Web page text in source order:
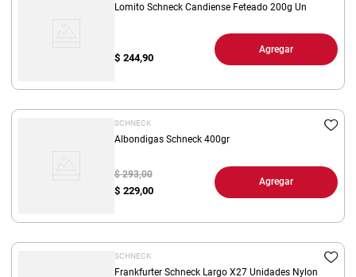
Lomito Schneck Candiense Feteado 200g Un
$ 244,90
Agregar
SCHNECK
Albondigas Schneck 400gr
$ 229,00
$ 293,00
Agregar
SCHNECK
Frankfurter Schneck Largo X27 Unidades Nylon